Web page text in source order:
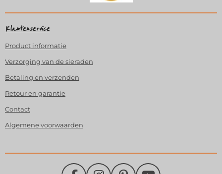
Klantenservice
Product informatie
Verzorging van de sieraden
Betaling en verzenden
Retour en garantie
Contact
Algemene voorwaarden